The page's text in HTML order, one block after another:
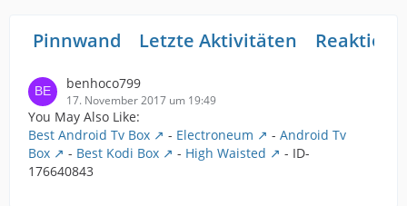
Pinnwand Letzte Aktivitäten
benhoco799
17. November 2017 um 19:49
You May Also Like:
Best Android Tv Box
- Electroneum - Android Tv
Box
- Best Kodi Box - High Waisted
- ID-
176640843